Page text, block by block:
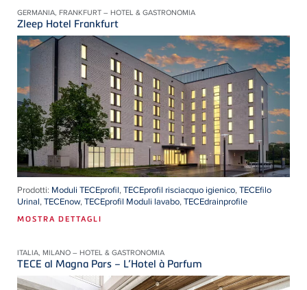
GERMANIA, FRANKFURT – HOTEL & GASTRONOMIA
Zleep Hotel Frankfurt
Prodotti: Moduli TECEprofil,TECEprofil risciacquo igienico,TECEfilo
Urinal,TECEnow,TECEprofil Moduli lavabo,TECEdrainprofile
MOSTRA DETTAGLI
ITALIA, MILANO – HOTEL & GASTRONOMIA
TECE al Magna Pars – L’Hotel à Parfum